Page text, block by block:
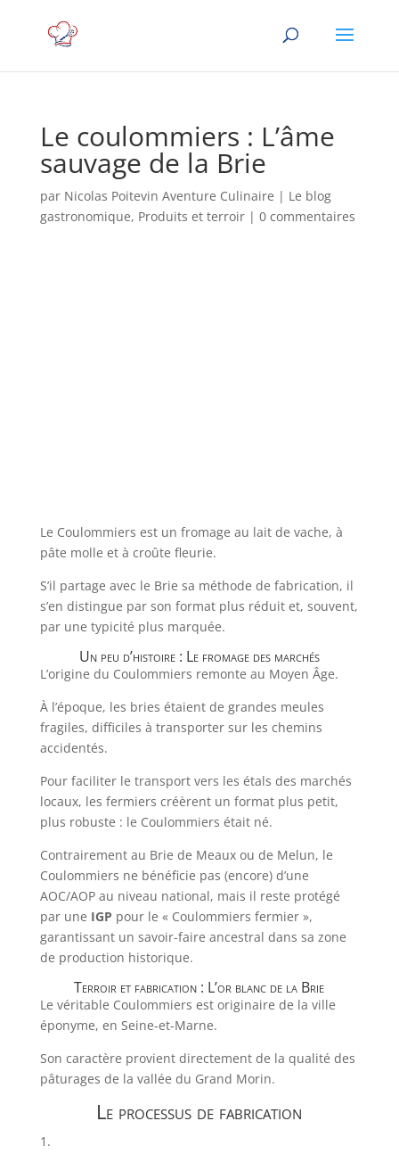
Le coulommiers : L’âme
sauvage de la Brie
par Nicolas Poitevin Aventure Culinaire | Le blog
gastronomique, Produits et terroir| 0 commentaires
Le Coulommiers est un fromage au lait de vache, à
pâte molle et à croûte fleurie.
S’il partage avec le Brie sa méthode de fabrication, il
s’en distingue par son format plus réduit et, souvent,
par une typicité plus marquée.
Un peu d’histoire : Le fromage des marchés
L’origine du Coulommiers remonte au Moyen Âge.
À l’époque, les bries étaient de grandes meules
fragiles, difficiles à transporter sur les chemins
accidentés.
Pour faciliter le transport vers les étals des marchés
locaux, les fermiers créèrent un format plus petit,
plus robuste : le Coulommiers était né.
Contrairement au Brie de Meaux ou de Melun, le
Coulommiers ne bénéficie pas (encore) d’une
AOC/AOP au niveau national, mais il reste protégé
par une IGP pour le « Coulommiers fermier »,
garantissant un savoir-faire ancestral dans sa zone
de production historique.
Terroir et fabrication : L’or blanc de la Brie
Le véritable Coulommiers est originaire de la ville
éponyme, en Seine-et-Marne.
Son caractère provient directement de la qualité des
pâturages de la vallée du Grand Morin.
Le processus de fabrication